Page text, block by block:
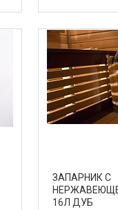
ЗАПАРНИК С
16Л ДУБ